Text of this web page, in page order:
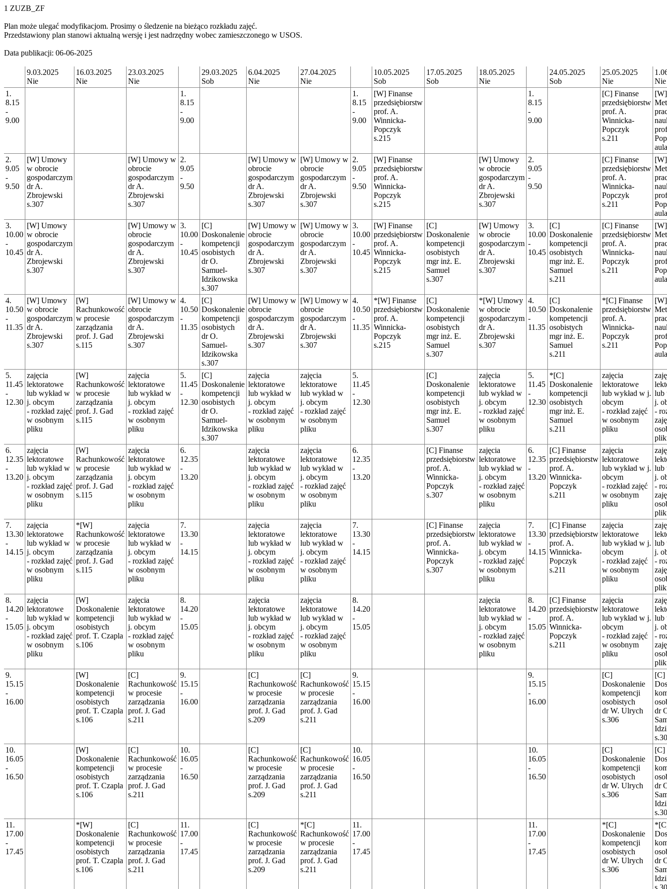
1 ZUZB_ZF
Plan może ulegać modyfikacjom. Prosimy o śledzenie na bieżąco rozkładu zajęć.
Przedstawiony plan stanowi aktualną wersję i jest nadrzędny wobec zamieszczonego w USOS.
Data publikacji: 06-06-2025
9.03.2025
Nie
16.03.2025
Nie
23.03.2025
Nie
29.03.2025
Sob
6.04.2025
Nie
27.04.2025
Nie
10.05.2025
Sob
17.05.2025
Sob
18.05.2025
Nie
24.05.2025
Sob
25.05.2025
Nie
Nie
1.
8.15
-
9.00
1.
8.15
-
9.00
1.
8.15
-
9.00
[W] Finanse
przedsiębiorstw
prof. A.
Winnicka-
Popczyk
s.215
1.
8.15
-
9.00
[C] Finanse
przedsiębiorstw
prof. A.
Winnicka-
Popczyk
s.211
[W]
2.
9.05
-
9.50
[W] Umowy
w obrocie
gospodarczym
dr A.
Zbrojewski
s.307
[W] Umowy w
obrocie
gospodarczym
dr A.
Zbrojewski
s.307
2.
9.05
-
9.50
[W] Umowy w
obrocie
gospodarczym
dr A.
Zbrojewski
s.307
[W] Umowy w
obrocie
gospodarczym
dr A.
Zbrojewski
s.307
2.
9.05
-
9.50
[W] Finanse
przedsiębiorstw
prof. A.
Winnicka-
Popczyk
s.215
[W] Umowy
w obrocie
gospodarczym
dr A.
Zbrojewski
s.307
2.
9.05
-
9.50
[C] Finanse
przedsiębiorstw
prof. A.
Winnicka-
Popczyk
s.211
[W]
3.
10.00
-
10.45
[W] Umowy
w obrocie
gospodarczym
dr A.
Zbrojewski
s.307
[W] Umowy w
obrocie
gospodarczym
dr A.
Zbrojewski
s.307
3.
10.00
-
10.45
[C]
Doskonalenie
kompetencji
osobistych
dr O.
Samuel-
Idzikowska
s.307
[W] Umowy w
obrocie
gospodarczym
dr A.
Zbrojewski
s.307
[W] Umowy w
obrocie
gospodarczym
dr A.
Zbrojewski
s.307
3.
10.00
-
10.45
[W] Finanse
przedsiębiorstw
prof. A.
Winnicka-
Popczyk
s.215
[C]
Doskonalenie
kompetencji
osobistych
mgr inż. E.
Samuel
s.307
[W] Umowy
w obrocie
gospodarczym
dr A.
Zbrojewski
s.307
3.
10.00
-
10.45
[C]
Doskonalenie
kompetencji
osobistych
mgr inż. E.
Samuel
s.211
[C] Finanse
przedsiębiorstw
prof. A.
Winnicka-
Popczyk
s.211
[W]
4.
10.50
-
11.35
[W] Umowy
w obrocie
gospodarczym
dr A.
Zbrojewski
s.307
[W]
Rachunkowość
w procesie
zarządzania
prof. J. Gad
s.115
[W] Umowy w
obrocie
gospodarczym
dr A.
Zbrojewski
s.307
4.
10.50
-
11.35
[C]
Doskonalenie
kompetencji
osobistych
dr O.
Samuel-
Idzikowska
s.307
[W] Umowy w
obrocie
gospodarczym
dr A.
Zbrojewski
s.307
[W] Umowy w
obrocie
gospodarczym
dr A.
Zbrojewski
s.307
4.
10.50
-
11.35
*[W] Finanse
przedsiębiorstw
prof. A.
Winnicka-
Popczyk
s.215
[C]
Doskonalenie
kompetencji
osobistych
mgr inż. E.
Samuel
s.307
*[W] Umowy
w obrocie
gospodarczym
dr A.
Zbrojewski
s.307
4.
10.50
-
11.35
[C]
Doskonalenie
kompetencji
osobistych
mgr inż. E.
Samuel
s.211
*[C] Finanse
przedsiębiorstw
prof. A.
Winnicka-
Popczyk
s.211
[W]
5.
11.45
-
12.30
zajęcia
lektoratowe
lub wykład w
j. obcym
- rozkład zajęć
w osobnym
pliku
[W]
Rachunkowość
w procesie
zarządzania
prof. J. Gad
s.115
zajęcia
lektoratowe
lub wykład w
j. obcym
- rozkład zajęć
w osobnym
pliku
5.
11.45
-
12.30
[C]
Doskonalenie
kompetencji
osobistych
dr O.
Samuel-
Idzikowska
s.307
zajęcia
lektoratowe
lub wykład w
j. obcym
- rozkład zajęć
w osobnym
pliku
zajęcia
lektoratowe
lub wykład w
j. obcym
- rozkład zajęć
w osobnym
pliku
5.
11.45
-
12.30
[C]
Doskonalenie
kompetencji
osobistych
mgr inż. E.
Samuel
s.307
zajęcia
lektoratowe
lub wykład w
j. obcym
- rozkład zajęć
w osobnym
pliku
5.
11.45
-
12.30
*[C]
Doskonalenie
kompetencji
osobistych
mgr inż. E.
Samuel
s.211
zajęcia
lektoratowe
lub wykład w j.
obcym
- rozkład zajęć
w osobnym
pliku
lub
j.
-
6.
12.35
-
13.20
zajęcia
lektoratowe
lub wykład w
j. obcym
- rozkład zajęć
w osobnym
pliku
[W]
Rachunkowość
w procesie
zarządzania
prof. J. Gad
s.115
zajęcia
lektoratowe
lub wykład w
j. obcym
- rozkład zajęć
w osobnym
pliku
6.
12.35
-
13.20
zajęcia
lektoratowe
lub wykład w
j. obcym
- rozkład zajęć
w osobnym
pliku
zajęcia
lektoratowe
lub wykład w
j. obcym
- rozkład zajęć
w osobnym
pliku
6.
12.35
-
13.20
[C] Finanse
przedsiębiorstw
prof. A.
Winnicka-
Popczyk
s.307
zajęcia
lektoratowe
lub wykład w
j. obcym
- rozkład zajęć
w osobnym
pliku
6.
12.35
-
13.20
[C] Finanse
przedsiębiorstw
prof. A.
Winnicka-
Popczyk
s.211
zajęcia
lektoratowe
lub wykład w j.
obcym
- rozkład zajęć
w osobnym
pliku
lub
j.
-
7.
13.30
-
14.15
zajęcia
lektoratowe
lub wykład w
j. obcym
- rozkład zajęć
w osobnym
pliku
*[W]
Rachunkowość
w procesie
zarządzania
prof. J. Gad
s.115
zajęcia
lektoratowe
lub wykład w
j. obcym
- rozkład zajęć
w osobnym
pliku
7.
13.30
-
14.15
zajęcia
lektoratowe
lub wykład w
j. obcym
- rozkład zajęć
w osobnym
pliku
zajęcia
lektoratowe
lub wykład w
j. obcym
- rozkład zajęć
w osobnym
pliku
7.
13.30
-
14.15
[C] Finanse
przedsiębiorstw
prof. A.
Winnicka-
Popczyk
s.307
zajęcia
lektoratowe
lub wykład w
j. obcym
- rozkład zajęć
w osobnym
pliku
7.
13.30
-
14.15
[C] Finanse
przedsiębiorstw
prof. A.
Winnicka-
Popczyk
s.211
zajęcia
lektoratowe
lub wykład w j.
obcym
- rozkład zajęć
w osobnym
pliku
lub
j.
-
8.
14.20
-
15.05
zajęcia
lektoratowe
lub wykład w
j. obcym
- rozkład zajęć
w osobnym
pliku
[W]
Doskonalenie
kompetencji
osobistych
prof. T. Czapla
s.106
zajęcia
lektoratowe
lub wykład w
j. obcym
- rozkład zajęć
w osobnym
pliku
8.
14.20
-
15.05
zajęcia
lektoratowe
lub wykład w
j. obcym
- rozkład zajęć
w osobnym
pliku
zajęcia
lektoratowe
lub wykład w
j. obcym
- rozkład zajęć
w osobnym
pliku
8.
14.20
-
15.05
zajęcia
lektoratowe
lub wykład w
j. obcym
- rozkład zajęć
w osobnym
pliku
8.
14.20
-
15.05
[C] Finanse
przedsiębiorstw
prof. A.
Winnicka-
Popczyk
s.211
zajęcia
lektoratowe
lub wykład w j.
obcym
- rozkład zajęć
w osobnym
pliku
lub
j.
-
9.
15.15
-
16.00
[W]
Doskonalenie
kompetencji
osobistych
prof. T. Czapla
s.106
[C]
Rachunkowość
w procesie
zarządzania
prof. J. Gad
s.211
9.
15.15
-
16.00
[C]
Rachunkowość
w procesie
zarządzania
prof. J. Gad
s.209
[C]
Rachunkowość
w procesie
zarządzania
prof. J. Gad
s.211
9.
15.15
-
16.00
9.
15.15
-
16.00
[C]
Doskonalenie
kompetencji
osobistych
dr W. Ulrych
s.306
[C]
dr
10.
16.05
-
16.50
[W]
Doskonalenie
kompetencji
osobistych
prof. T. Czapla
s.106
[C]
Rachunkowość
w procesie
zarządzania
prof. J. Gad
s.211
10.
16.05
-
16.50
[C]
Rachunkowość
w procesie
zarządzania
prof. J. Gad
s.209
[C]
Rachunkowość
w procesie
zarządzania
prof. J. Gad
s.211
10.
16.05
-
16.50
10.
16.05
-
16.50
[C]
Doskonalenie
kompetencji
osobistych
dr W. Ulrych
s.306
[C]
dr
11.
17.00
-
17.45
*[W]
Doskonalenie
kompetencji
osobistych
prof. T. Czapla
s.106
[C]
Rachunkowość
w procesie
zarządzania
prof. J. Gad
s.211
11.
17.00
-
17.45
[C]
Rachunkowość
w procesie
zarządzania
prof. J. Gad
s.209
*[C]
Rachunkowość
w procesie
zarządzania
prof. J. Gad
s.211
11.
17.00
-
17.45
11.
17.00
-
17.45
*[C]
Doskonalenie
kompetencji
osobistych
dr W. Ulrych
s.306
dr